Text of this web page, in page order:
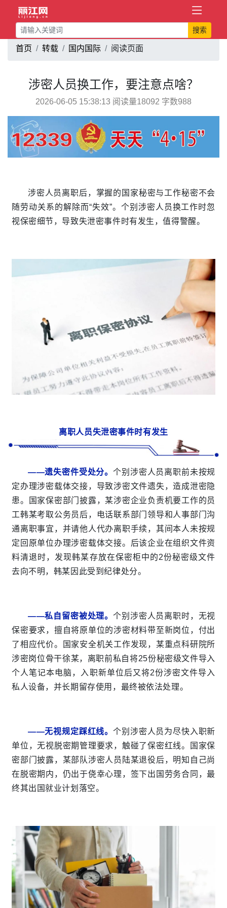
搜索
首页 转载 国内国际 阅读页面
涉密人员换工作，要注意点啥？
2026-06-05 15:38:13 阅读量18092 字数988
涉密人员离职后，掌握的国家秘密与工作秘密不会
随劳动关系的解除而“失效”。个别涉密人员换工作时忽
视保密细节，导致失泄密事件时有发生，值得警醒。
离职人员失泄密事件时有发生
——遗失密件受处分。个别涉密人员离职前未按规
定办理涉密载体交接，导致涉密文件遗失，造成泄密隐
患。国家保密部门披露，某涉密企业负责机要工作的员
工韩某考取公务员后，电话联系部门领导和人事部门沟
通离职事宜，并请他人代办离职手续，其间本人未按规
定回原单位办理涉密载体交接。后该企业在组织文件资
料清退时，发现韩某存放在保密柜中的2份秘密级文件
去向不明，韩某因此受到纪律处分。
——私自留密被处理。个别涉密人员离职时，无视
保密要求，擅自将原单位的涉密材料带至新岗位，付出
了相应代价。国家安全机关工作发现，某重点科研院所
涉密岗位骨干徐某，离职前私自将25份秘密级文件导入
个人笔记本电脑，入职新单位后又将2份涉密文件导入
私人设备，并长期留存使用，最终被依法处理。
——无视规定踩红线。个别涉密人员为尽快入职新
单位，无视脱密期管理要求，触碰了保密红线。国家保
密部门披露，某部队涉密人员陆某退役后，明知自己尚
在脱密期内，仍出于侥幸心理，签下出国劳务合同，最
终其出国就业计划落空。